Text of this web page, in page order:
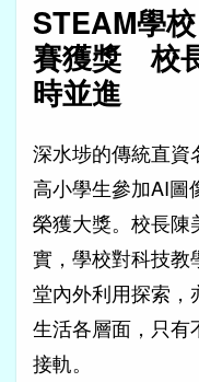
STEAM學
賽獲獎 校
時並進
深水埗的傳統直資
高小學生參加AI圖
榮獲大獎。校長陳
實，學校對科技教
堂內外利用探索，
生活各層面，只有
接軌。